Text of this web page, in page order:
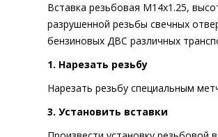
Вставка резьбовая М14х1.25,
разрушенной резьбы свечных
бензиновых ДВС различных
1. Нарезать резьбу
Нарезать резьбу специальным
3. Установить вставки